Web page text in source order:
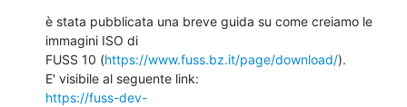
è stata pubblicata una breve guida su come creiamo le
immagini ISO di
FUSS 10 (https://www.fuss.bz.it/page/download/).
https://fuss-dev-